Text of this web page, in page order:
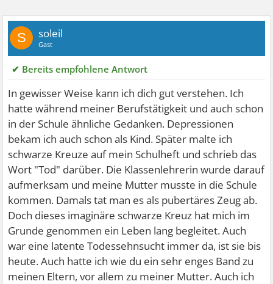
S soleil
Gast
✔ Bereits empfohlene Antwort
In gewisser Weise kann ich dich gut verstehen. Ich
hatte während meiner Berufstätigkeit und auch schon
in der Schule ähnliche Gedanken. Depressionen
bekam ich auch schon als Kind. Später malte ich
schwarze Kreuze auf mein Schulheft und schrieb das
Wort "Tod" darüber. Die Klassenlehrerin wurde darauf
aufmerksam und meine Mutter musste in die Schule
kommen. Damals tat man es als pubertäres Zeug ab.
Doch dieses imaginäre schwarze Kreuz hat mich im
Grunde genommen ein Leben lang begleitet. Auch
war eine latente Todessehnsucht immer da, ist sie bis
heute. Auch hatte ich wie du ein sehr enges Band zu
meinen Eltern, vor allem zu meiner Mutter. Auch ich